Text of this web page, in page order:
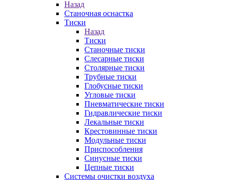
Назад
Станочная оснастка
Тиски
Назад
Тиски
Станочные тиски
Слесарные тиски
Столярные тиски
Трубные тиски
Глобусные тиски
Угловые тиски
Пневматические тиски
Гидравлические тиски
Лекальные тиски
Крестовинные тиски
Модульные тиски
Приспособления
Синусные тиски
Цепные тиски
Системы очистки воздуха